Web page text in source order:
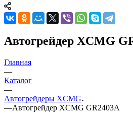
Автогрейдер XCMG
Главная
—
Каталог
—
Автогрейдеры XCMG
—Автогрейдер XCMG GR2403A